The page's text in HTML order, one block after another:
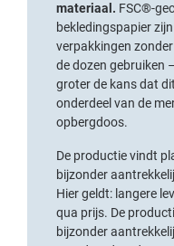
materiaal. FSC®-
bekledingspapier
verpakkingen
de dozen gebruiken
groter de kans dat
onderdeel van de
opbergdoos.
De productie vindt
bijzonder
Hier geldt: langere
qua prijs. De
bijzonder